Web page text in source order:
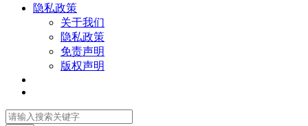
隐私政策
关于我们
隐私政策
免责声明
版权声明